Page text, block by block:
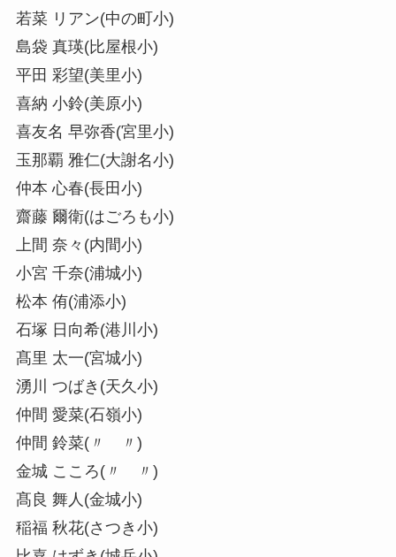
若菜 リアン(中の町小)
島袋 真瑛(比屋根小)
平田 彩望(美里小)
喜納 小鈴(美原小)
喜友名 早弥香(宮里小)
玉那覇 雅仁(大謝名小)
仲本 心春(長田小)
齋藤 爾衛(はごろも小)
上間 奈々(内間小)
小宮 千奈(浦城小)
松本 侑(浦添小)
石塚 日向希(港川小)
髙里 太一(宮城小)
湧川 つばき(天久小)
仲間 愛菜(石嶺小)
仲間 鈴菜(〃 〃)
金城 こころ(〃 〃)
髙良 舞人(金城小)
稲福 秋花(さつき小)